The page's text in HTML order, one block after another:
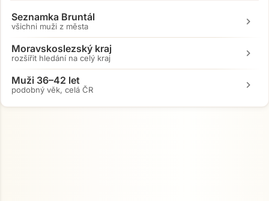
Seznamka Bruntál
všichni muži z města chevron_right
Moravskoslezský kraj
rozšířit hledání na celý kraj chevron_right
Muži 36–42 let
podobný věk, celá ČR chevron_right